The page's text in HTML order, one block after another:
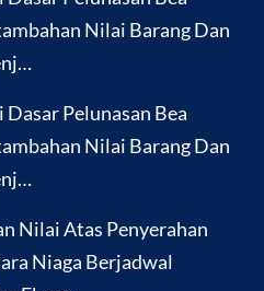
Nilai Barang Dan
Pelunasan Bea
Nilai Barang Dan
Nilai Atas Penyerahan
Niaga Berjadwal